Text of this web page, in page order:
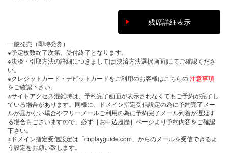
残席詳細表示
一般発売（即時発券）
※予定枚数終了次第、受付終了となります。
※決済・引取方法の詳細につきましては[決済方法選択画面]にてご確認くださ
い。
※クレジットカード・デビットカードをご利用のお客様はこちらの注意事項
をご確認下さい。
※サイトアクセス混雑時は、予約完了画面が表示されなくてもご予約が完了し
ている場合があります。同様に、ドメイン指定受信設定の為に予約完了メー
ルが届かない場合やフリーメールご利用の為に予約完了メール到着が遅延す
る場合もございますので、必ず［お申込履歴］ページより予約内容をご確認
下さい。
※ドメイン指定受信設定は「cnplayguide.com」からのメールを受信できるよ
う設定をお願い致します。